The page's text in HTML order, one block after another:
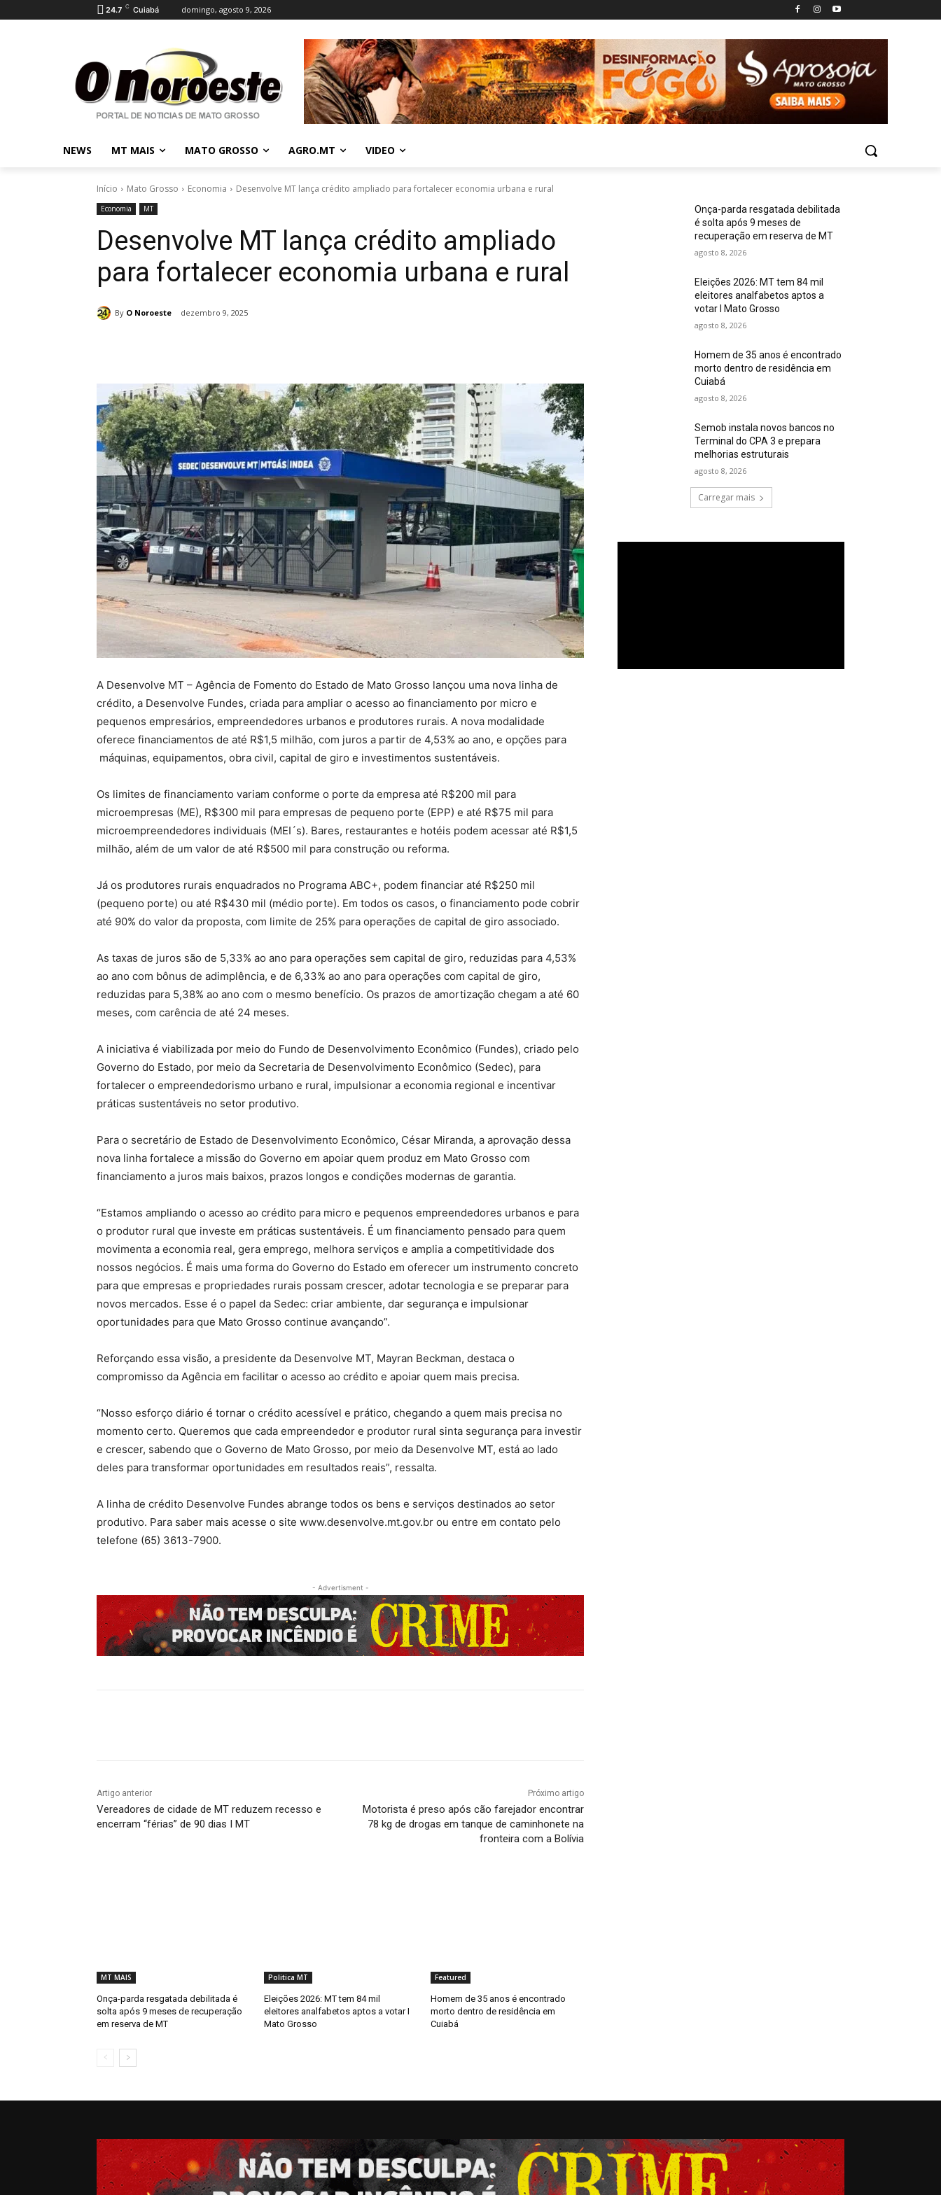
24.7 C Cuiabá domingo, agosto 9, 2026
NEWS MT MAIS MATO GROSSO AGRO.MT VIDEO
Início Mato Grosso Economia Desenvolve MT lança crédito ampliado para fortalecer economia urbana e rural
Economia MT
Desenvolve MT lança crédito ampliado
para fortalecer economia urbana e rural
By O Noroeste dezembro 9, 2025
A Desenvolve MT – Agência de Fomento do Estado de Mato Grosso lançou uma nova linha de
crédito, a Desenvolve Fundes, criada para ampliar o acesso ao financiamento por micro e
pequenos empresários, empreendedores urbanos e produtores rurais. A nova modalidade
oferece financiamentos de até R$1,5 milhão, com juros a partir de 4,53% ao ano, e opções para
máquinas, equipamentos, obra civil, capital de giro e investimentos sustentáveis.
Os limites de financiamento variam conforme o porte da empresa até R$200 mil para
microempresas (ME), R$300 mil para empresas de pequeno porte (EPP) e até R$75 mil para
microempreendedores individuais (MEI´s). Bares, restaurantes e hotéis podem acessar até R$1,5
milhão, além de um valor de até R$500 mil para construção ou reforma.
Já os produtores rurais enquadrados no Programa ABC+, podem financiar até R$250 mil
(pequeno porte) ou até R$430 mil (médio porte). Em todos os casos, o financiamento pode cobrir
até 90% do valor da proposta, com limite de 25% para operações de capital de giro associado.
As taxas de juros são de 5,33% ao ano para operações sem capital de giro, reduzidas para 4,53%
ao ano com bônus de adimplência, e de 6,33% ao ano para operações com capital de giro,
reduzidas para 5,38% ao ano com o mesmo benefício. Os prazos de amortização chegam a até 60
meses, com carência de até 24 meses.
A iniciativa é viabilizada por meio do Fundo de Desenvolvimento Econômico (Fundes), criado pelo
Governo do Estado, por meio da Secretaria de Desenvolvimento Econômico (Sedec), para
fortalecer o empreendedorismo urbano e rural, impulsionar a economia regional e incentivar
práticas sustentáveis no setor produtivo.
Para o secretário de Estado de Desenvolvimento Econômico, César Miranda, a aprovação dessa
nova linha fortalece a missão do Governo em apoiar quem produz em Mato Grosso com
financiamento a juros mais baixos, prazos longos e condições modernas de garantia.
“Estamos ampliando o acesso ao crédito para micro e pequenos empreendedores urbanos e para
o produtor rural que investe em práticas sustentáveis. É um financiamento pensado para quem
movimenta a economia real, gera emprego, melhora serviços e amplia a competitividade dos
nossos negócios. É mais uma forma do Governo do Estado em oferecer um instrumento concreto
para que empresas e propriedades rurais possam crescer, adotar tecnologia e se preparar para
novos mercados. Esse é o papel da Sedec: criar ambiente, dar segurança e impulsionar
oportunidades para que Mato Grosso continue avançando”.
Reforçando essa visão, a presidente da Desenvolve MT, Mayran Beckman, destaca o
compromisso da Agência em facilitar o acesso ao crédito e apoiar quem mais precisa.
“Nosso esforço diário é tornar o crédito acessível e prático, chegando a quem mais precisa no
momento certo. Queremos que cada empreendedor e produtor rural sinta segurança para investir
e crescer, sabendo que o Governo de Mato Grosso, por meio da Desenvolve MT, está ao lado
deles para transformar oportunidades em resultados reais”, ressalta.
A linha de crédito Desenvolve Fundes abrange todos os bens e serviços destinados ao setor
produtivo. Para saber mais acesse o site www.desenvolve.mt.gov.br ou entre em contato pelo
telefone (65) 3613-7900.
- Advertisment -
Artigo anterior
Vereadores de cidade de MT reduzem recesso e
encerram “férias” de 90 dias I MT
Próximo artigo
Motorista é preso após cão farejador encontrar
78 kg de drogas em tanque de caminhonete na
fronteira com a Bolívia
MT MAIS
Onça-parda resgatada debilitada é
solta após 9 meses de recuperação
em reserva de MT
Politica MT
Eleições 2026: MT tem 84 mil
eleitores analfabetos aptos a votar I
Mato Grosso
Featured
Homem de 35 anos é encontrado
morto dentro de residência em
Cuiabá
Onça-parda resgatada debilitada
é solta após 9 meses de
recuperação em reserva de MT
agosto 8, 2026
Eleições 2026: MT tem 84 mil
eleitores analfabetos aptos a
votar I Mato Grosso
agosto 8, 2026
Homem de 35 anos é encontrado
morto dentro de residência em
Cuiabá
agosto 8, 2026
Semob instala novos bancos no
Terminal do CPA 3 e prepara
melhorias estruturais
agosto 8, 2026
Carregar mais